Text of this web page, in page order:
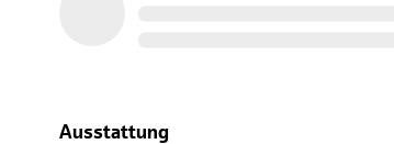
Ausstattung